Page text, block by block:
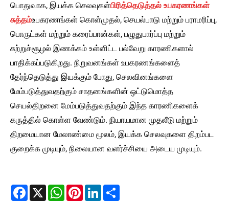
பொதுவாக, இயக்க செலவுகள்பிரித்தெடுத்தல் உபகரணங்கள்
சுத்தம்உபகரணங்கள் கொள்முதல், செயல்பாடு மற்றும் பராமரிப்பு,
பொருட்கள் மற்றும் கரைப்பான்கள், பழுதுபார்ப்பு மற்றும்
சுற்றுச்சூழல் இணக்கம் உள்ளிட்ட பல்வேறு காரணிகளால்
பாதிக்கப்படுகிறது. நிறுவனங்கள் உபகரணங்களைத்
தேர்ந்தெடுத்து இயக்கும் போது, ​​செலவினங்களை
மேம்படுத்துவதற்கும் சாதனங்களின் ஒட்டுமொத்த
செயல்திறனை மேம்படுத்துவதற்கும் இந்த காரணிகளைக்
கருத்தில் கொள்ள வேண்டும். நியாயமான முதலீடு மற்றும்
திறமையான மேலாண்மை மூலம், இயக்க செலவுகளை திறம்பட
குறைக்க முடியும், நிலையான வளர்ச்சியை அடைய முடியும்.
Facebook
X WhatsAppPinterestLinkedIn